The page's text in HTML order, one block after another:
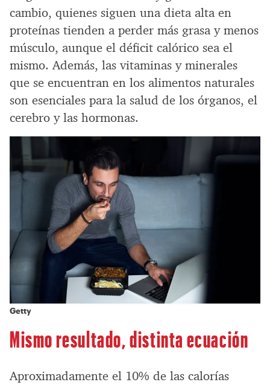
cambio, quienes siguen una dieta alta en
proteínas tienden a perder más grasa y menos
músculo, aunque el déficit calórico sea el
mismo. Además, las vitaminas y minerales
que se encuentran en los alimentos naturales
son esenciales para la salud de los órganos, el
cerebro y las hormonas.
Getty
Mismo resultado, distinta ecuación
Aproximadamente el 10% de las calorías